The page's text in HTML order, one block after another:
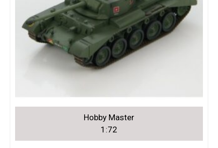
Hobby Master
1:72